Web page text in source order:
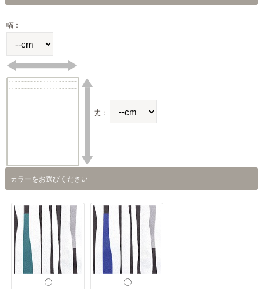
幅：
丈：
カラーをお選びください